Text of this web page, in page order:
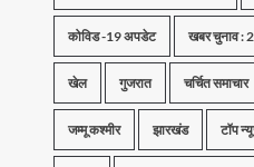
कोविड -19 अपडेट खबर चुनाव :
खेल गुजरात चर्चित समाचार
जम्मू कश्मीर झारखंड टॉप